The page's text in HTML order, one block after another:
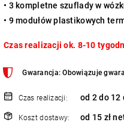
• 3 kompletne szuflady w
• 9 modułów plastikowych
Czas realizacji ok. 8-10
Gwarancja: Obowiązuje
Czas realizacji: od 2 do 12
Koszt dostawy: od 15 zł